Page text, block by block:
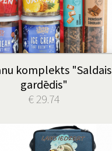
komplekts "Saldais
gardēdis"
€ 29.74